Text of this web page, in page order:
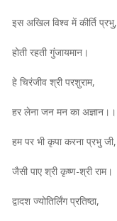
इस अखिल विश्व में कीर्ति प्रभु,
होती रहती गुंजायमान।
हे चिरंजीव श्री परशुराम,
हर लेना जन मन का अज्ञान।।
हम पर भी कृपा करना प्रभु जी,
जैसी पाए श्री कृष्ण-श्री राम।
द्वादश ज्योतिर्लिंग प्रतिष्ठा,